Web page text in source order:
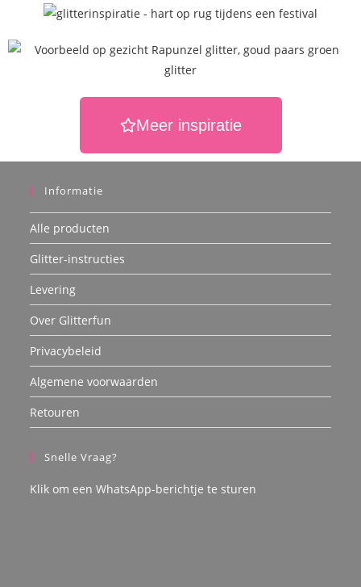
Meer inspiratie
Informatie
Alle producten
Glitter-instructies
Levering
Over Glitterfun
Privacybeleid
Algemene voorwaarden
Retouren
Snelle Vraag?
Klik om een WhatsApp-berichtje te sturen